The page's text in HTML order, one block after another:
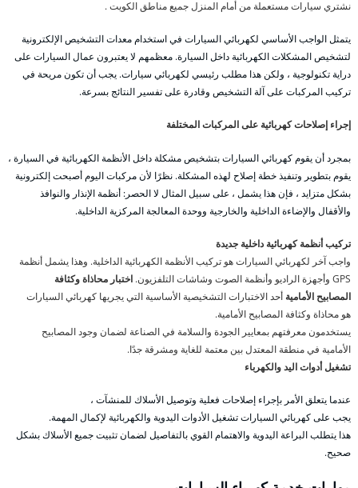
نشتري سيارات مستعملة من أمام المنزل جميع مناطق الكويت .
يتمثل الواجب الأساسي لكهربائي السيارات في استخدام معدات التشخيص الإلكترونية
لتشخيص المشكلات الكهربائية داخل السيارة. معظمهم لا يعتبرون عمال السيارات على
دراية تكنولوجية ، ولكن هذا مطلب رئيسي لكهربائي سيارات. يجب أن تكون مريحة في
تركيب المركبات على آلة التشخيص وقادرة على تفسير النتائج بسرعة.
إجراء إصلاحات كهربائية على المركبات المختلفة
بمجرد أن يقوم كهربائي السيارات بتشخيص مشكلة داخل الأنظمة الكهربائية في السيارة ،
يقوم بتطوير وتنفيذ خطة إصلاح لهذه المشكلة. نظرًا لأن مركبات اليوم أصبحت إلكترونية
بشكل متزايد ، فإن هذا يشمل ، على سبيل المثال لا الحصر: أنظمة الإنذار والنوافذ
والأقفال والإضاءة الداخلية والخارجية ووحدة المعالجة المركزية الداخلية.
تركيب أنظمة كهربائية داخلية جديدة
واجب آخر لكهربائي السيارات هو تركيب الأنظمة الكهربائية الداخلية. وهذا يشمل أنظمة
GPS وأجهزة الراديو وأنظمة الصوت وشاشات التلفزيون.
اختبار محاذاة وكثافة
المصابيح الأمامية أحد الاختبارات التشخيصية الأساسية التي يجريها كهربائي السيارات
هو محاذاة وكثافة المصابيح الأمامية.
يستخدمون معرفتهم بمعايير الجودة والسلامة في الصناعة لضمان وجود المصابيح
الأمامية في منطقة المعتدل بين معتمة للغاية ومشرقة جدًا.
تشغيل أدوات اليد والكهرباء
عندما يتعلق الأمر بإجراء إصلاحات فعلية وتوصيل الأسلاك للمنشآت ،
يجب على كهربائي السيارات تشغيل الأدوات اليدوية والكهربائية لإكمال المهمة.
هذا يتطلب البراعة اليدوية والاهتمام القوي بالتفاصيل لضمان تثبيت جميع الأسلاك بشكل
صحيح.